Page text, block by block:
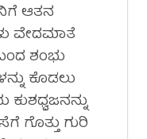
ಆತನ
ವೇದಮಾತೆ
ಶಂಭು
ಕೊಡಲು
ಕುಶಧ್ವಜನನ್ನು
ಗೊತ್ತು ಗುರಿ